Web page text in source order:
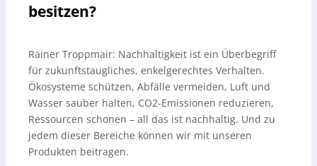
besitzen?
Rainer Troppmair: Nachhaltigkeit ist ein Überbegriff
für zukunftstaugliches, enkelgerechtes Verhalten.
Ökosysteme schützen, Abfälle vermeiden, Luft und
Wasser sauber halten, CO2-Emissionen reduzieren,
Ressourcen schonen – all das ist nachhaltig. Und zu
jedem dieser Bereiche können wir mit unseren
Produkten beitragen.